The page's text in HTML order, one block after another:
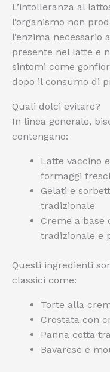
L’intolleranza al
l’organismo non
l’enzima necessario
presente nel latte e
sintomi come
dopo il consumo di
Quali dolci evitare?
In linea generale,
contengano:
Latte vaccino
formaggi
Gelati e
tradizionale
Creme a base
tradizionale e
Questi ingredienti
classici come:
Torte alla
Crostata con
Panna cotta
Bavarese e